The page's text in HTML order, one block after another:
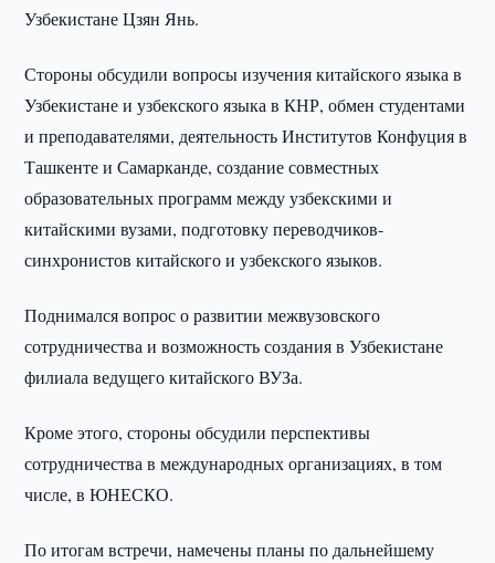
Узбекистане Цзян Янь.
Стороны обсудили вопросы изучения китайского языка в
Узбекистане и узбекского языка в КНР, обмен студентами
и преподавателями, деятельность Институтов Конфуция в
Ташкенте и Самарканде, создание совместных
образовательных программ между узбекскими и
китайскими вузами, подготовку переводчиков-
синхронистов китайского и узбекского языков.
Поднимался вопрос о развитии межвузовского
сотрудничества и возможность создания в Узбекистане
филиала ведущего китайского ВУЗа.
Кроме этого, стороны обсудили перспективы
сотрудничества в международных организациях, в том
числе, в ЮНЕСКО.
По итогам встречи, намечены планы по дальнейшему